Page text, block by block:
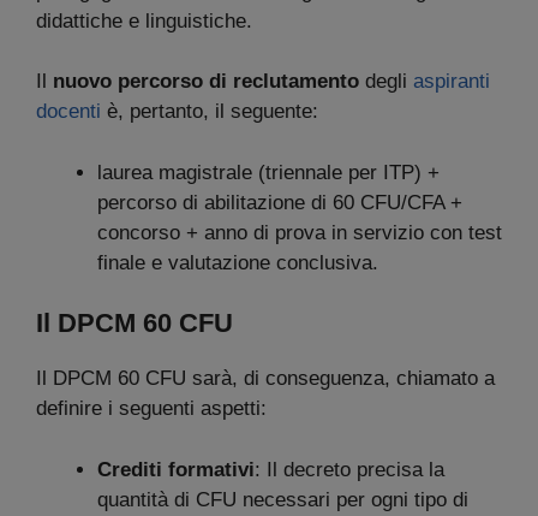
didattiche e linguistiche.
nuovo percorso di reclutamento degli aspiranti
docenti è, pertanto, il seguente:
laurea magistrale (triennale per ITP) +
percorso di abilitazione di 60 CFU/CFA +
concorso + anno di prova in servizio con test
finale e valutazione conclusiva.
Il DPCM 60 CFU
Il DPCM 60 CFU sarà, di conseguenza, chiamato a
definire i seguenti aspetti:
Crediti formativi: Il decreto precisa la
quantità di CFU necessari per ogni tipo di